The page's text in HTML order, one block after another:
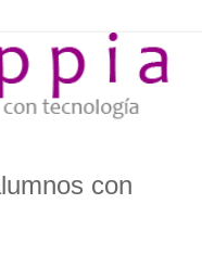
con